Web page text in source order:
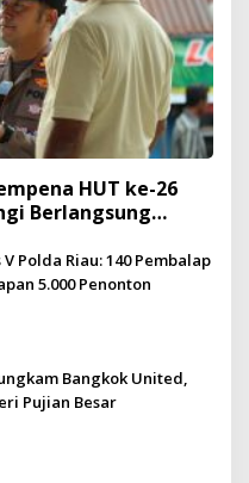
HUT ke-26
Berlangsung
Polda Riau: 140 Pembalap
5.000 Penonton
Bangkok United,
Pujian Besar